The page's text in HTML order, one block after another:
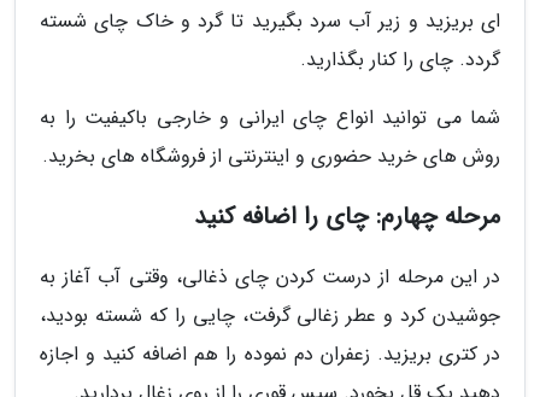
ای بریزید و زیر آب سرد بگیرید تا گرد و خاک چای شسته
گردد. چای را کنار بگذارید.
شما می توانید انواع چای ایرانی و خارجی باکیفیت را به
روش های خرید حضوری و اینترنتی از فروشگاه های بخرید.
مرحله چهارم: چای را اضافه کنید
در این مرحله از درست کردن چای ذغالی، وقتی آب آغاز به
جوشیدن کرد و عطر زغالی گرفت، چایی را که شسته بودید،
در کتری بریزید. زعفران دم نموده را هم اضافه کنید و اجازه